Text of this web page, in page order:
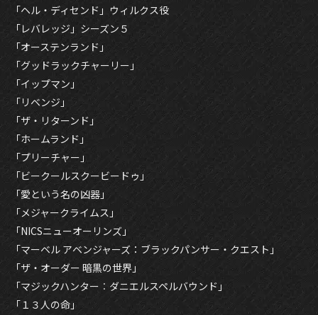
「ヘル・ディセンド」ウィルクス役
「レバレッジ」シーズン５
「オーステンランド」
「グッドラックチャーリー」
「イップマン」
「リベンジ」
「ザ・リターンド」
「ホームランド」
「プリーチャー」
「ビークールスクービードゥ」
「愛という名の凶器」
「メジャークライムス」
「NICSニューオーリンズ」
「マーベル アベンジャーズ：ブラックパンサー・クエスト」
「ザ・オーダー 暗黒の世界」
「マジックハンター︰ダニエルスペルバウンド」
「１３人の命」